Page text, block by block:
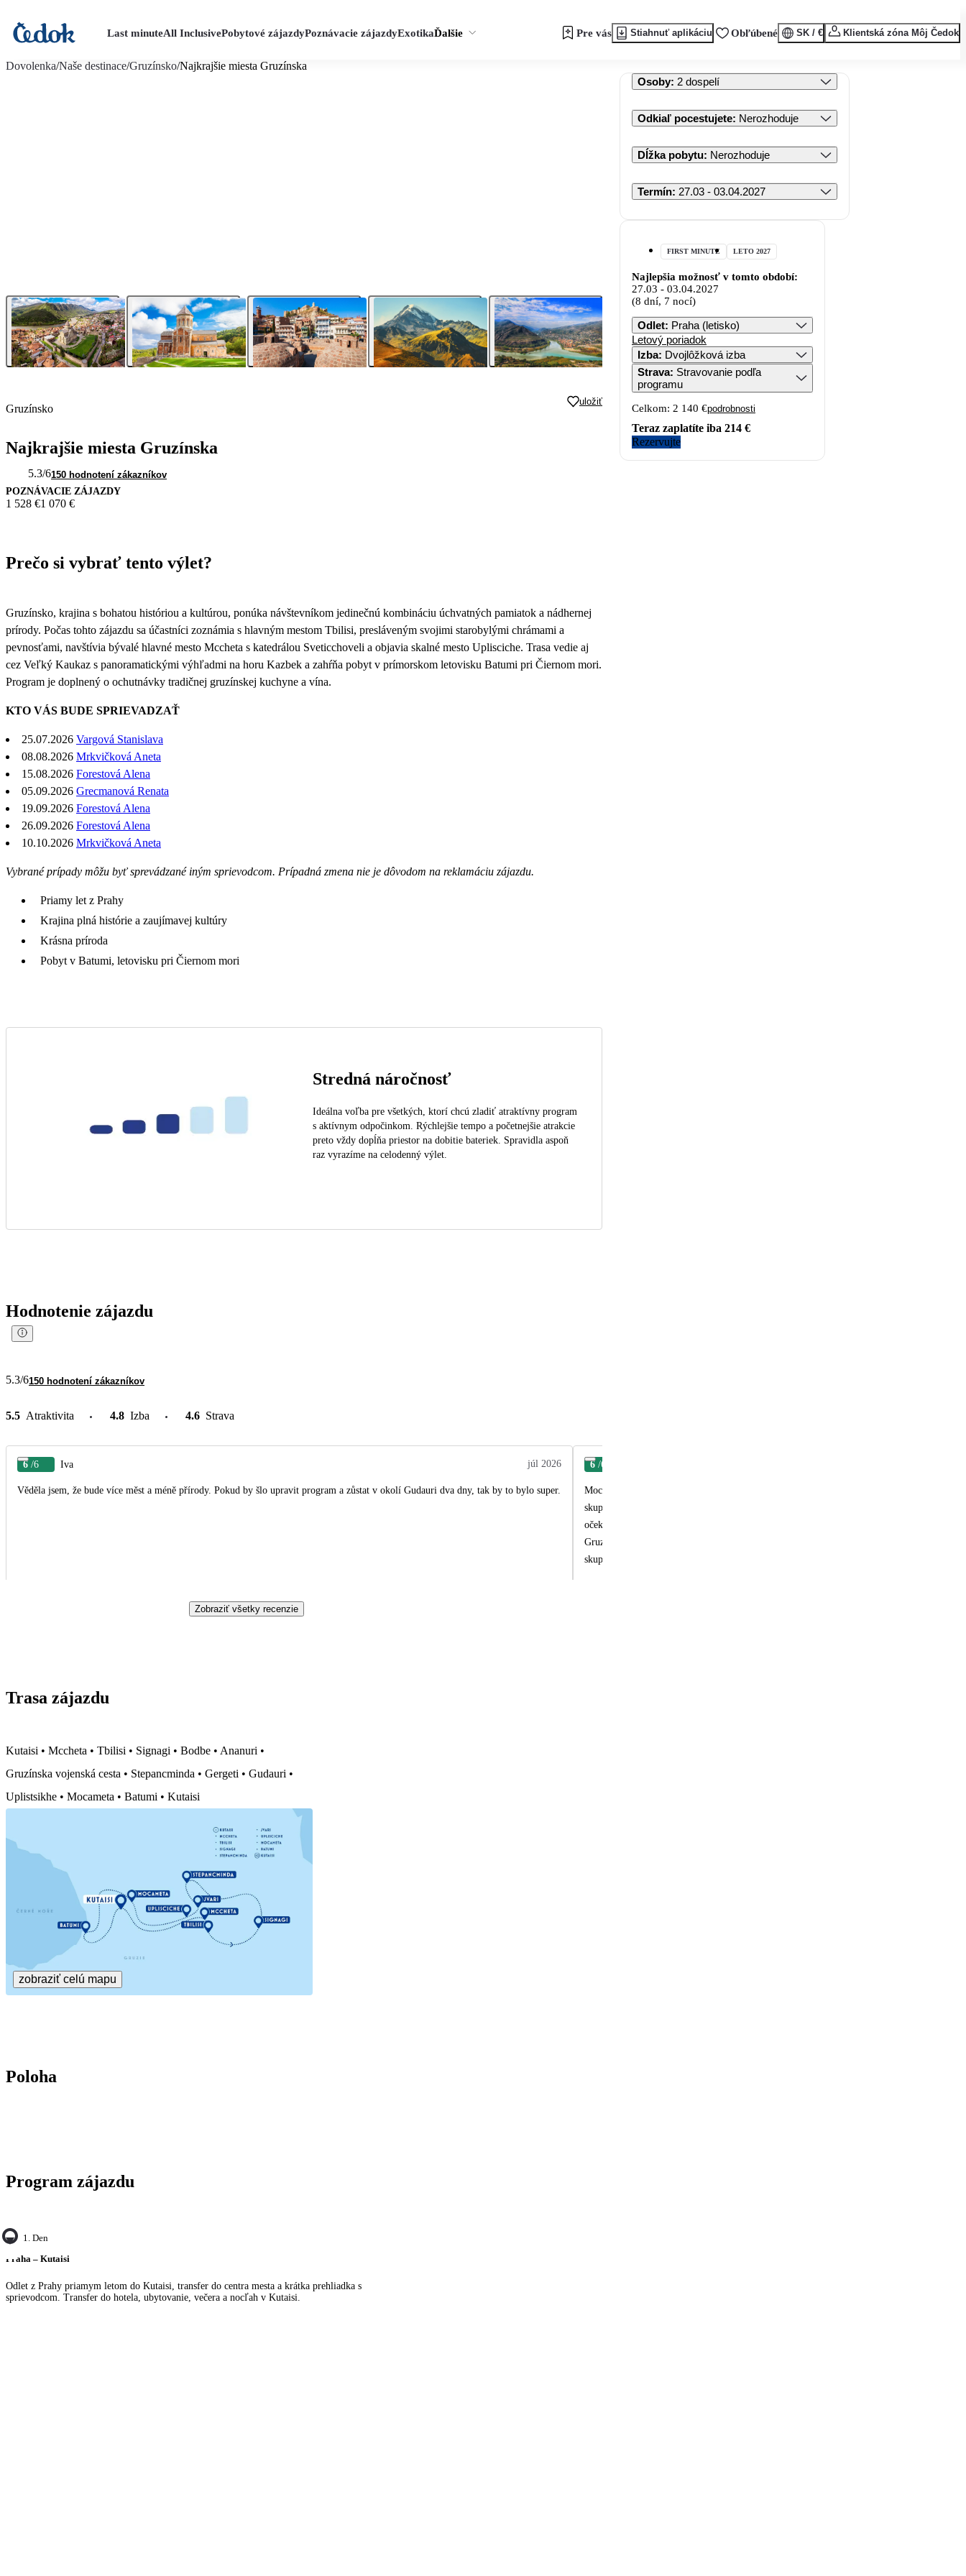
Last minuteAll InclusivePobytové zájazdyPoznávacie zájazdyExotikaĎalšie Pre vás Stiahnuť aplikáciu Obľúbené SK / € Klientská zóna Môj Čedok
Dovolenka/Naše destinace/Gruzínsko/Najkrajšie miesta Gruzínska
Gruzínsko
uložiť
Najkrajšie miesta Gruzínska
5.3/6150 hodnotení zákazníkov
POZNÁVACIE ZÁJAZDY
1 528 €1 070 €
Prečo si vybrať tento výlet?
Gruzínsko, krajina s bohatou históriou a kultúrou, ponúka návštevníkom jedinečnú kombináciu úchvatných pamiatok a nádhernej
prírody. Počas tohto zájazdu sa účastníci zoznámia s hlavným mestom Tbilisi, presláveným svojimi starobylými chrámami a
pevnosťami, navštívia bývalé hlavné mesto Mccheta s katedrálou Sveticchoveli a objavia skalné mesto Uplisciche. Trasa vedie aj
cez Veľký Kaukaz s panoramatickými výhľadmi na horu Kazbek a zahŕňa pobyt v prímorskom letovisku Batumi pri Čiernom mori.
Program je doplnený o ochutnávky tradičnej gruzínskej kuchyne a vína.
KTO VÁS BUDE SPRIEVADZAŤ
25.07.2026 Vargová Stanislava
08.08.2026 Mrkvičková Aneta
15.08.2026 Forestová Alena
05.09.2026 Grecmanová Renata
19.09.2026 Forestová Alena
26.09.2026 Forestová Alena
10.10.2026 Mrkvičková Aneta
Vybrané prípady môžu byť sprevádzané iným sprievodcom. Prípadná zmena nie je dôvodom na reklamáciu zájazdu.
Priamy let z Prahy
Krajina plná histórie a zaujímavej kultúry
Krásna príroda
Pobyt v Batumi, letovisku pri Čiernom mori
Stredná náročnosť
Ideálna voľba pre všetkých, ktorí chcú zladiť atraktívny program
s aktívnym odpočinkom. Rýchlejšie tempo a početnejšie atrakcie
preto vždy dopĺňa priestor na dobitie bateriek. Spravidla aspoň
raz vyrazíme na celodenný výlet.
Hodnotenie zájazdu
5.3/6150 hodnotení zákazníkov
5.5 Atraktivita 4.8 Izba 4.6 Strava
6 /6 Iva júl 2026
Věděla jsem, že bude více měst a méně přírody. Pokud by šlo upravit program a zůstat v okolí Gudauri dva dny, tak by to bylo super.
6 /6
Moc zajímavý a pestrý program. Velmi dobře organizovaný. Úžasná průvodkyně Aneta, je
skupinu stmelit a vytvořit příjemnou atmosféru. Řidič Georgi i místní průvodce Dimitri byli
očekávání i 12ti letá dcera se nenudila a první poznávací zájezd hlavně díky Anatě a jejímu
Gruzii si s námi užila. Mimo jiné oceňujeme wifi a dostupnost vody v autobuse. Užitečné
skupině. Děkujeme. Kučerovi
Zobraziť všetky recenzie
Trasa zájazdu
Kutaisi • Mccheta • Tbilisi • Signagi • Bodbe • Ananuri •
Gruzínska vojenská cesta • Stepancminda • Gergeti • Gudauri •
Uplistsikhe • Mocameta • Batumi • Kutaisi
zobraziť celú mapu
Poloha
Program zájazdu
1. Den
Praha – Kutaisi
Odlet z Prahy priamym letom do Kutaisi, transfer do centra mesta a krátka prehliadka s
sprievodcom. Transfer do hotela, ubytovanie, večera a nocľah v Kutaisi.
Osoby: 2 dospelí
Odkiaľ pocestujete: Nerozhoduje
Dĺžka pobytu: Nerozhoduje
Termín: 27.03 - 03.04.2027
FIRST MINUTE LETO 2027
Najlepšia možnosť v tomto období:
27.03 - 03.04.2027
(8 dní, 7 nocí)
Odlet: Praha (letisko)
Letový poriadok
Izba: Dvojlôžková izba
Strava: Stravovanie podľa
programu
Celkom: 2 140 €podrobnosti
Teraz zaplatíte iba 214 €
Rezervujte